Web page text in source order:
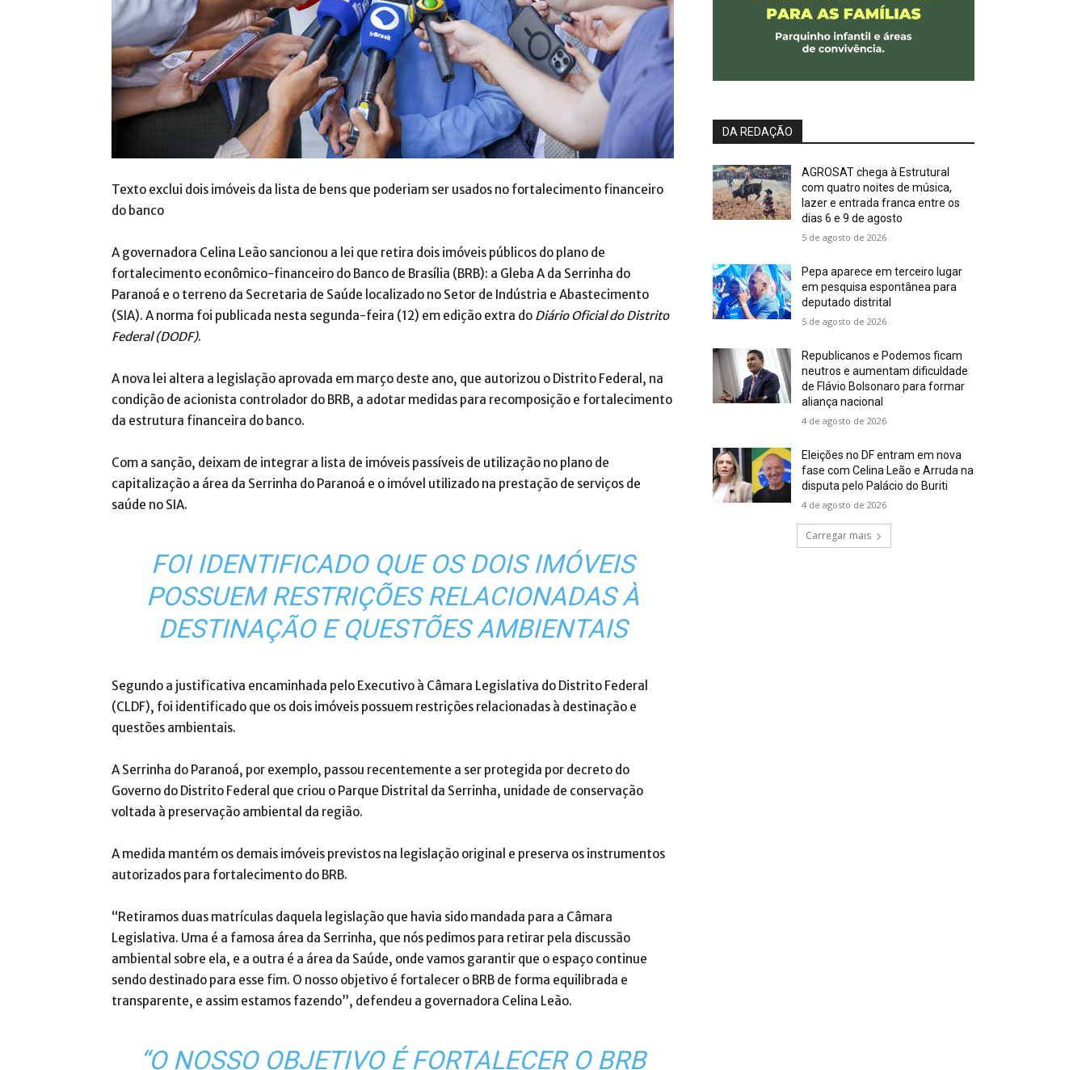
Texto exclui dois imóveis da lista de bens que poderiam ser usados no fortalecimento financeiro
do banco
A governadora Celina Leão sancionou a lei que retira dois imóveis públicos do plano de
fortalecimento econômico-financeiro do Banco de Brasília (BRB): a Gleba A da Serrinha do
Paranoá e o terreno da Secretaria de Saúde localizado no Setor de Indústria e Abastecimento
(SIA). A norma foi publicada nesta segunda-feira (12) em edição extra do Diário Oficial do Distrito
Federal (DODF).
A nova lei altera a legislação aprovada em março deste ano, que autorizou o Distrito Federal, na
condição de acionista controlador do BRB, a adotar medidas para recomposição e fortalecimento
da estrutura financeira do banco.
Com a sanção, deixam de integrar a lista de imóveis passíveis de utilização no plano de
capitalização a área da Serrinha do Paranoá e o imóvel utilizado na prestação de serviços de
saúde no SIA.
FOI IDENTIFICADO QUE OS DOIS IMÓVEIS
POSSUEM RESTRIÇÕES RELACIONADAS À
DESTINAÇÃO E QUESTÕES AMBIENTAIS
Segundo a justificativa encaminhada pelo Executivo à Câmara Legislativa do Distrito Federal
(CLDF), foi identificado que os dois imóveis possuem restrições relacionadas à destinação e
questões ambientais.
A Serrinha do Paranoá, por exemplo, passou recentemente a ser protegida por decreto do
Governo do Distrito Federal que criou o Parque Distrital da Serrinha, unidade de conservação
voltada à preservação ambiental da região.
A medida mantém os demais imóveis previstos na legislação original e preserva os instrumentos
autorizados para fortalecimento do BRB.
“Retiramos duas matrículas daquela legislação que havia sido mandada para a Câmara
Legislativa. Uma é a famosa área da Serrinha, que nós pedimos para retirar pela discussão
ambiental sobre ela, e a outra é a área da Saúde, onde vamos garantir que o espaço continue
sendo destinado para esse fim. O nosso objetivo é fortalecer o BRB de forma equilibrada e
transparente, e assim estamos fazendo”, defendeu a governadora Celina Leão.
“O NOSSO OBJETIVO É FORTALECER O BRB
DA REDAÇÃO
AGROSAT chega à Estrutural
com quatro noites de música,
lazer e entrada franca entre os
dias 6 e 9 de agosto
5 de agosto de 2026
Pepa aparece em terceiro lugar
em pesquisa espontânea para
deputado distrital
5 de agosto de 2026
Republicanos e Podemos ficam
neutros e aumentam dificuldade
de Flávio Bolsonaro para formar
aliança nacional
4 de agosto de 2026
Eleições no DF entram em nova
fase com Celina Leão e Arruda na
disputa pelo Palácio do Buriti
4 de agosto de 2026
Carregar mais